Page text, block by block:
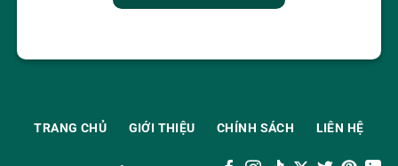
TRANG CHỦ GIỚI THIỆU CHÍNH SÁCH LIÊN HỆ